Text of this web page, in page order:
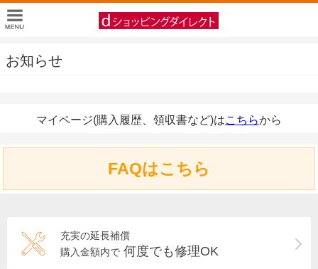
お知らせ
マイページ(購入履歴、領収書など)はこちらから
FAQはこちら
充実の延長補償
購入金額内で 何度でも修理OK